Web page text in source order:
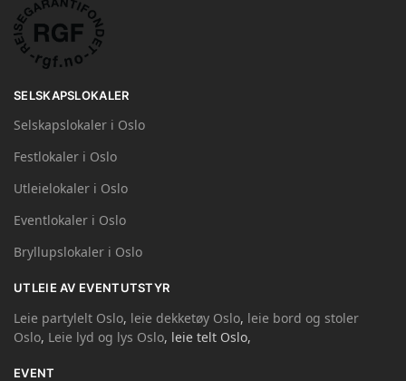
SELSKAPSLOKALER
Selskapslokaler i Oslo
Festlokaler i Oslo
Utleielokaler i Oslo
Eventlokaler i Oslo
Bryllupslokaler i Oslo
UTLEIE AV EVENTUTSTYR
Leie partylelt Oslo, leie dekketøy Oslo, leie bord og stoler
Oslo, Leie lyd og lys Oslo, leie telt Oslo,
EVENT